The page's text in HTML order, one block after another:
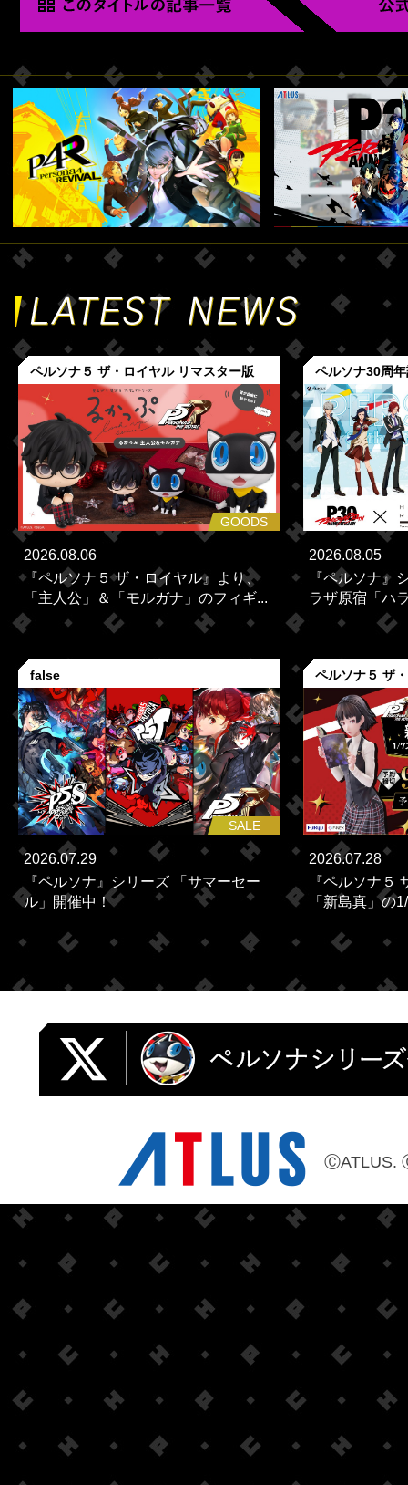
ペルソナ５ ザ・ロイヤル リマスター版
GOODS
2026.08.06
『ペルソナ５ ザ・ロイヤル』より、
「主人公」＆「モルガナ」のフィギ...
ペルソナ30周
2026.08.05
『ペルソナ』
ラザ原宿「ハ
false
SALE
2026.07.29
『ペルソナ』シリーズ 「サマーセー
ル」開催中！
ペルソナ５ ザ
2026.07.28
『ペルソナ５
「新島真」の
ⒸATLUS.